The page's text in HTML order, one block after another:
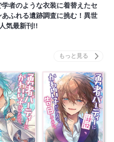
者のような衣装に着替えたセ
ふれる遺跡調査に挑む！異世
気最新刊!!